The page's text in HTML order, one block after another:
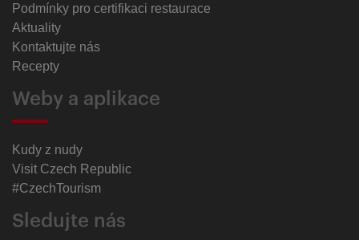
Podmínky pro certifikaci restaurace
Aktuality
Kontaktujte nás
Recepty
Weby a aplikace
Kudy z nudy
Visit Czech Republic
#CzechTourism
Sledujte nás